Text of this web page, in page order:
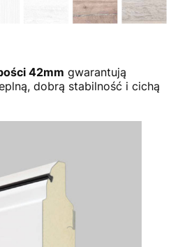
42mm gwarantują
dobrą stabilność i cichą